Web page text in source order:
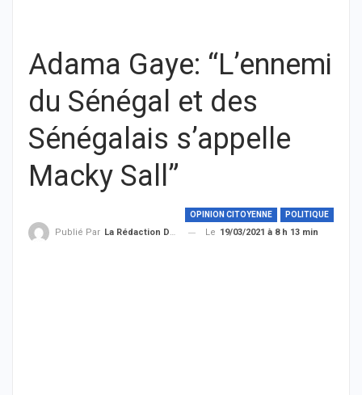
Adama Gaye: “L’ennemi
du Sénégal et des
Sénégalais s’appelle
Macky Sall”
OPINION CITOYENNE POLITIQUE
Publié Par La Rédaction De THIEYSENEGAL.com Le 19/03/2021 à 8 h 13 min